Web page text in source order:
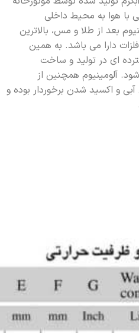
با هوا به محیط داخلی
بعد از طلا و مس، بالاترین
دارا می باشد. به همین
ای در تولید و ساخت
آلومینیوم همچنین از
آبی و اکسید شدن برخوردار بوده و